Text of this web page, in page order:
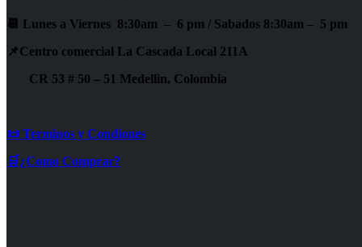
📆 Lunes a Viernes 8:30am – 6 pm / Sabados 8:30am – 5 pm
📌Centro comercial La Cascada Local 211A
CR 53 # 50 – 51 Medellin, Colombia
📜 Terminos y Condiones
🛒¿Como Comprar?